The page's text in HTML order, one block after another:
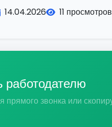
14.04.2026 11 просмотров
работодателю
прямого звонка или